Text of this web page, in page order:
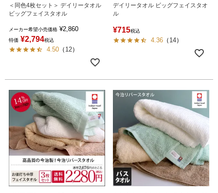
＜同色4枚セット＞ デイリータオル
ビッグフェイスタオル
メーカー希望小売価格 ¥2,860
特価 ¥2,794税込
4.50 （ 12）
デイリータオル ビッグフェイスタオ
ル
¥715税込
4.36 （ 14）